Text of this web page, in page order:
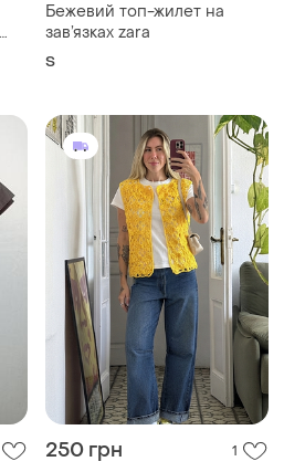
Бежевий топ-жилет на
зав’язках zara
S
250 грн 1